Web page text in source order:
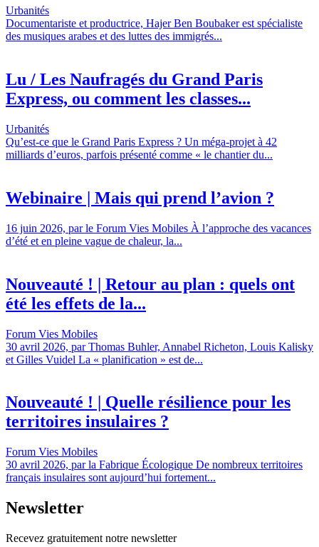
Urbanités
Documentariste et productrice, Hajer Ben Boubaker est spécialiste
des musiques arabes et des luttes des immigrés...
Lu / Les Naufragés du Grand Paris
Express, ou comment les classes...
Urbanités
Qu’est-ce que le Grand Paris Express ? Un méga-projet à 42
milliards d’euros, parfois présenté comme « le chantier du...
Webinaire | Mais qui prend l’avion ?
16 juin 2026, par le Forum Vies Mobiles À l’approche des vacances
d’été et en pleine vague de chaleur, la...
Nouveauté ! | Retour au plan : quels ont
été les effets de la...
Forum Vies Mobiles
30 avril 2026, par Thomas Buhler, Annabel Richeton, Louis Kalisky
et Gilles Vuidel La « planification » est de...
Nouveauté ! | Quelle résilience pour les
territoires insulaires ?
Forum Vies Mobiles
30 avril 2026, par la Fabrique Écologique De nombreux territoires
français insulaires sont aujourd’hui fortement...
Newsletter
Recevez gratuitement notre newsletter